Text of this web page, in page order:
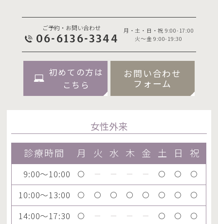
ご予約・お問い合わせ
06-6136-3344
月・土・日・祝 9:00-17:00
火～金 9:00-19:30
初めての方は
こちら
お問い合わせ
フォーム
女性外来
診療時間
月 火 水 木 金 土 日 祝
9:00～10:00 〇 ー ー ー ー 〇 〇 〇
10:00～13:00 〇 〇 〇 〇 〇 〇 〇 〇
14:00～17:30 〇 ー ー ー ー 〇 〇 〇